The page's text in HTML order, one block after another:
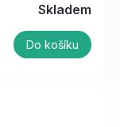
Skladem
Do košíku